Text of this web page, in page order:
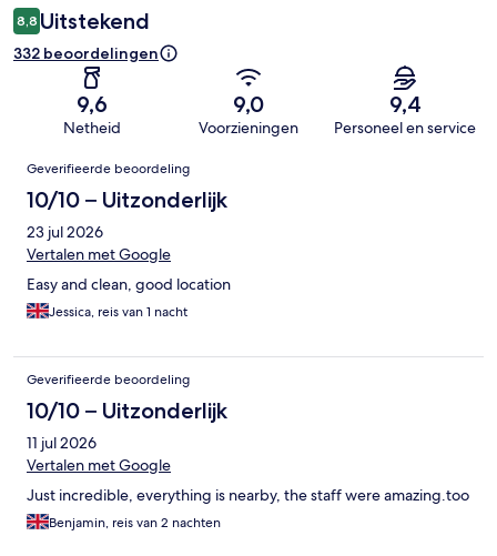
8,8 Uitstekend
332 beoordelingen
9,6
Netheid
9,0
Voorzieningen
9,4
Personeel en service
Beoordelingen
Geverifieerde beoordeling
10/10 – Uitzonderlijk
23 jul 2026
Vertalen met Google
Easy and clean, good location
Jessica, reis van 1 nacht
Geverifieerde beoordeling
10/10 – Uitzonderlijk
11 jul 2026
Vertalen met Google
Just incredible, everything is nearby, the staff were amazing.too
Benjamin, reis van 2 nachten